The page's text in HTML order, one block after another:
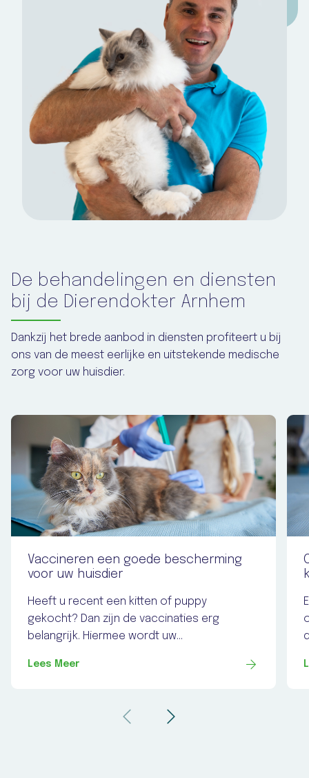
De behandelingen en diensten
bij de Dierendokter Arnhem
Dankzij het brede aanbod in diensten profiteert u bij
ons van de meest eerlijke en uitstekende medische
zorg voor uw huisdier.
Vaccineren een goede bescherming
voor uw huisdier
Heeft u recent een kitten of puppy
gekocht? Dan zijn de vaccinaties erg
belangrijk. Hiermee wordt uw...
Lees Meer